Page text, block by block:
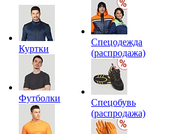
Куртки
Футболки
Спецодежда
(распродажа)
Спецобувь
(распродажа)